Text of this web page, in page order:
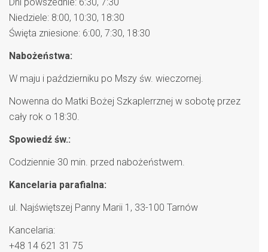
Niedziele: 8:00, 10:30, 18:30
Święta zniesione: 6:00, 7:30, 18:30
Nabożeństwa:
W maju i październiku po Mszy św. wieczornej.
Nowenna do Matki Bożej Szkaplerrznej w sobotę przez
cały rok o 18:30.
Spowiedź św.:
Codziennie 30 min. przed nabożeństwem.
Kancelaria parafialna:
ul. Najświętszej Panny Marii 1, 33-100 Tarnów
Kancelaria:
+48 14 621 31 75